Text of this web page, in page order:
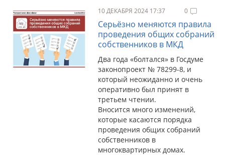
10 ДЕКАБРЯ 2024 17:37 0
Серьёзно меняются правила
проведения общих собраний
собственников в МКД
Два года «болтался» в Госдуме
законопроект № 78299-8, и
который неожиданно и очень
оперативно был принят в
третьем чтении.
Вносится много изменений,
которые касаются порядка
проведения общих собраний
собственников в
многоквартирных домах.